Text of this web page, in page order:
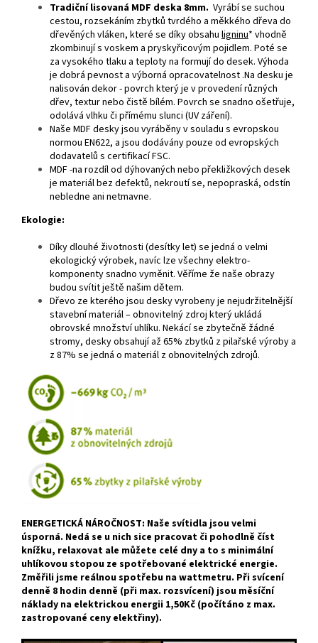
Tradiční lisovaná MDF deska 8mm. Vyrábí se suchou
cestou, rozsekáním zbytků tvrdého a měkkého dřeva do
dřevěných vláken, které se díky obsahu ligninu* vhodně
zkombinují s voskem a pryskyřicovým pojidlem. Poté se
za vysokého tlaku a teploty na formují do desek. Výhoda
je dobrá pevnost a výborná opracovatelnost .Na desku je
nalisován dekor - povrch který je v provedení různých
dřev, textur nebo čistě bílém. Povrch se snadno ošetřuje,
odolává vlhku či přímému slunci (UV záření).
Naše MDF desky jsou vyráběny v souladu s evropskou
normou EN622, a jsou dodávány pouze od evropských
dodavatelů s certifikací FSC.
MDF -na rozdíl od dýhovaných nebo překližkových desek
je materiál bez defektů, nekroutí se, nepopraská, odstín
nebledne ani netmavne.
Ekologie:
Díky dlouhé životnosti (desítky let) se jedná o velmi
ekologický výrobek, navíc lze všechny elektro-
komponenty snadno vyměnit. Věříme že naše obrazy
budou svítit ještě našim dětem.
Dřevo ze kterého jsou desky vyrobeny je nejudržitelnější
stavební materiál – obnovitelný zdroj který ukládá
obrovské množství uhlíku. Nekácí se zbytečně žádné
stromy, desky obsahují až 65% zbytků z pilařské výroby a
z 87% se jedná o materiál z obnovitelných zdrojů.
ENERGETICKÁ NÁROČNOST: Naše svítidla jsou velmi
úsporná. Nedá se u nich sice pracovat či pohodlně číst
knížku, relaxovat ale můžete celé dny a to s minimální
uhlíkovou stopou ze spotřebované elektrické energie.
Změřili jsme reálnou spotřebu na wattmetru. Při svícení
denně 8 hodin denně (při max. rozsvícení) jsou měsíční
náklady na elektrickou energii 1,50Kč (počítáno z max.
zastropované ceny elektřiny).